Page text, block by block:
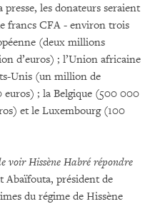
les donateurs seraient
francs CFA - environ trois
(deux millions
d’euros) ; l’Union africaine
Unis (un million de
; la Belgique (500 000
et le Luxembourg (100
voir Hissène Habré répondre
Abaïfouta, président de
du régime de Hissène